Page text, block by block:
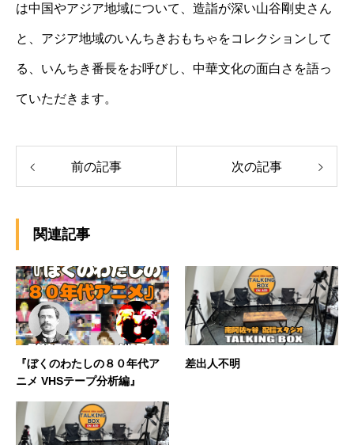
は中国やアジア地域について、造詣が深い山谷剛史さん
と、アジア地域のいんちきおもちゃをコレクションして
る、いんちき番長をお呼びし、中華文化の面白さを語っ
ていただきます。
前の記事 次の記事
関連記事
『ぼくのわたしの８０年代ア
ニメ VHSテープ分析編』
差出人不明